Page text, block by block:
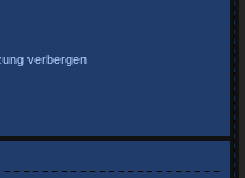
verbergen